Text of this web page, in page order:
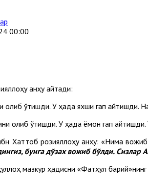
00:00
анҳу айтади:
олиб ўтишди. У ҳақда яхши гап айтишди.
олиб ўтишди. У ҳақда ёмон гап
Хаттоб розияллоҳу анҳу: «Нима
бунга дўзах вожиб бўлди. Сизлар
мазкур ҳадисни «Фатҳул